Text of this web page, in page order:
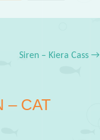
Siren – Kiera Cass→
– CAT